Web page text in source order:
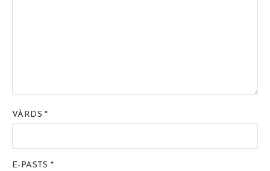
VĀRDS*
E-PASTS*